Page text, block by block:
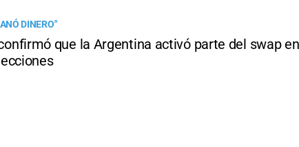
DINERO"
que la Argentina activó parte del swap